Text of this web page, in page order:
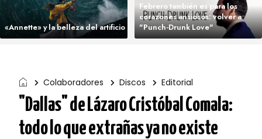
«Annette» y la belleza del artificio
Febrero también es para los
corazones ansiosos: volver a
"Punch-Drunk Love"
Colaboradores Discos Editorial
"Dallas" de Lázaro Cristóbal Comala:
todo lo que extrañas ya no existe